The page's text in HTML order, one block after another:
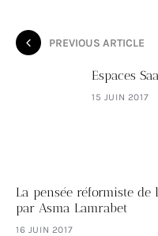
PREVIOUS ARTICLE
Espaces
15 JUIN 2017
La pensée réformiste de
par Asma Lamrabet
16 JUIN 2017